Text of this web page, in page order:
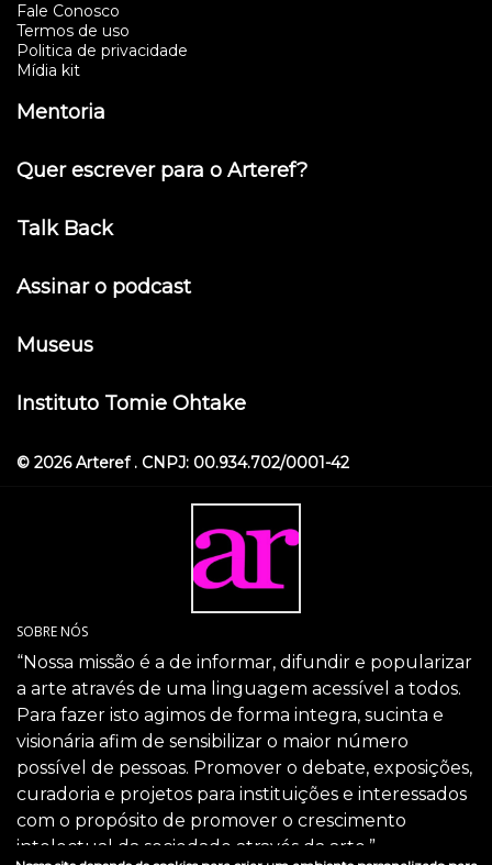
Fale Conosco
Termos de uso
Politica de privacidade
Mídia kit
Mentoria
Quer escrever para o Arteref?
Talk Back
Assinar o podcast
Museus
Instituto Tomie Ohtake
© 2026 Arteref . CNPJ: 00.934.702/0001-42
SOBRE NÓS
“Nossa missão é a de informar, difundir e popularizar
a arte através de uma linguagem acessível a todos.
Para fazer isto agimos de forma integra, sucinta e
visionária afim de sensibilizar o maior número
possível de pessoas. Promover o debate, exposições,
curadoria e projetos para instituições e interessados
com o propósito de promover o crescimento
intelectual da sociedade através da arte.”